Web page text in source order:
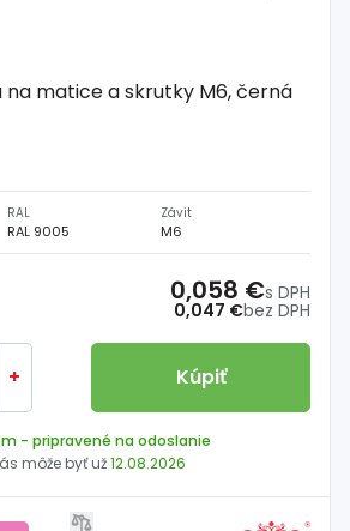
matice a skrutky M6, černá
RAL
RAL 9005
Závit
M6
0,047 €bez DPH
0,058 €s DPH
+ Kúpiť
- pripravené na odoslanie
môže byť už12.08.2026